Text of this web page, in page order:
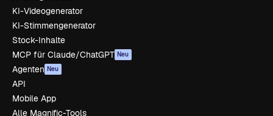
KI-Videogenerator
KI-Stimmengenerator
Stock-Inhalte
MCP für Claude/ChatGPT Neu
Agenten Neu
API
Mobile App
Alle Magnific-Tools